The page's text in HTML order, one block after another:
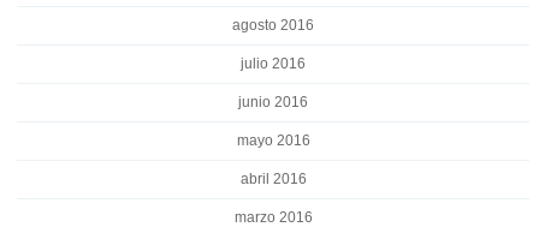
agosto 2016
julio 2016
junio 2016
mayo 2016
abril 2016
marzo 2016